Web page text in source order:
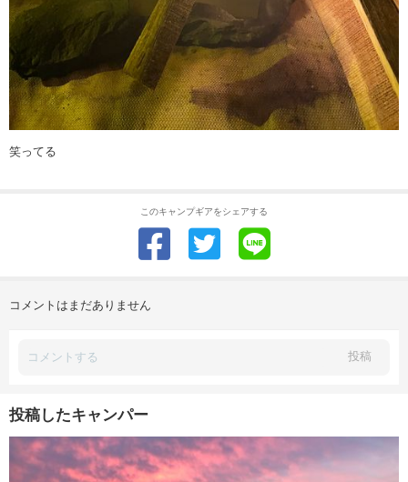
笑ってる
このキャンプギアをシェアする
コメントはまだありません
投稿
投稿したキャンパー